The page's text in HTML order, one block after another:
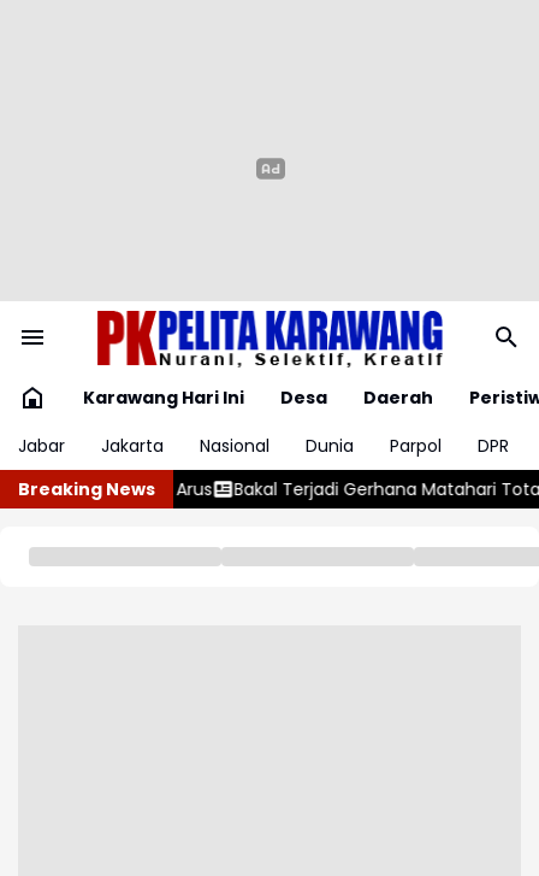
Karawang Hari Ini Desa Daerah
Jabar
Jakarta Nasional Dunia Parpol
DPR
Breaking News
Matahari Total 12 Agustus 2026 Karawang Gali Potensi